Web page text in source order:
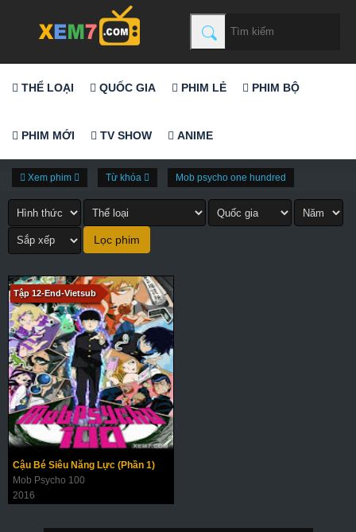
THỂ LOẠI QUỐC GIA PHIM LẺ PHIM BỘ
PHIM MỚI TV SHOW ANIME
Xem phim Từ khóa Mob psycho one hundred
Tập 12-End-Vietsub
Cậu Bé Siêu Năng Lực (Phần 1)
Mob Psycho 100
2016